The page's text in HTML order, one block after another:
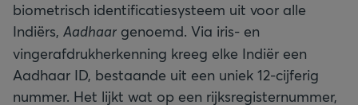
biometrisch identificatiesysteem uit voor alle
Indiërs, Aadhaar genoemd. Via iris- en
vingerafdrukherkenning kreeg elke Indiër een
Aadhaar ID, bestaande uit een uniek 12-cijferig
nummer. Het lijkt wat op een rijksregisternummer,